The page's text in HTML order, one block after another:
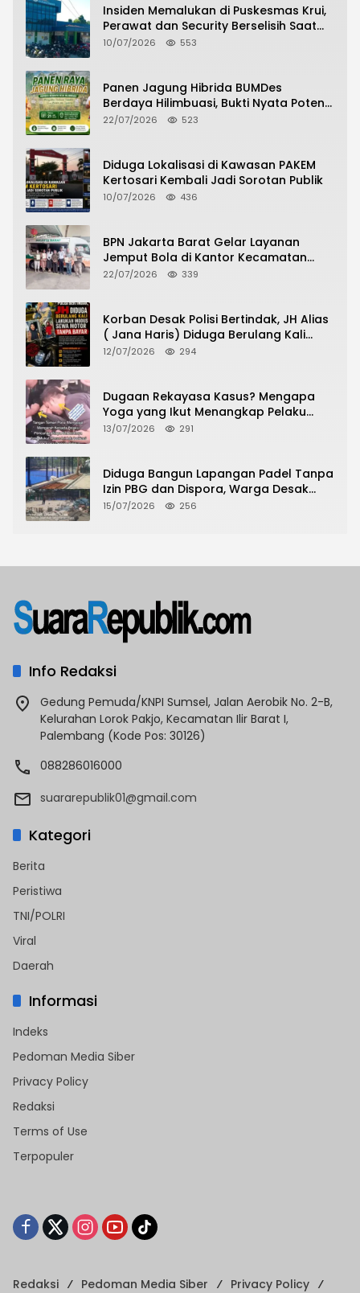
Insiden Memalukan di Puskesmas Krui,
Perawat dan Security Berselisih Saat
Pelayanan Pasien Berlangsung
10/07/2026 553
Panen Jagung Hibrida BUMDes
Berdaya Hilimbuasi, Bukti Nyata Potensi
Pertanian Desa
22/07/2026 523
Diduga Lokalisasi di Kawasan PAKEM
Kertosari Kembali Jadi Sorotan Publik
10/07/2026 436
BPN Jakarta Barat Gelar Layanan
Jemput Bola di Kantor Kecamatan
Grogol Petamburan, Warga Antusias
22/07/2026 339
Korban Desak Polisi Bertindak, JH Alias
( Jana Haris) Diduga Berulang Kali
Lakukan Modus Sewa Motor Tanpa
12/07/2026 294
Dugaan Rekayasa Kasus? Mengapa
Yoga yang Ikut Menangkap Pelaku
Pencurian Toko Ponsel di Pancur Batu
13/07/2026 291
Diduga Bangun Lapangan Padel Tanpa
Izin PBG dan Dispora, Warga Desak
CKTRP dan Dispora Jakarta Barat
15/07/2026 256
Info Redaksi
Gedung Pemuda/KNPI Sumsel, Jalan Aerobik No. 2-B,
Kelurahan Lorok Pakjo, Kecamatan Ilir Barat I,
Palembang (Kode Pos: 30126)
088286016000
suararepublik01@gmail.com
Kategori
Berita
Peristiwa
TNI/POLRI
Viral
Daerah
Informasi
Indeks
Pedoman Media Siber
Privacy Policy
Redaksi
Terms of Use
Terpopuler
Redaksi Pedoman Media Siber Privacy Policy